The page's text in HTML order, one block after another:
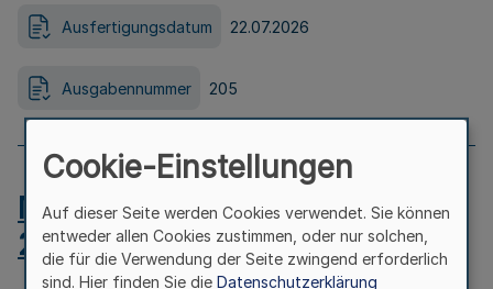
Ausfertigungsdatum 22.07.2026
Ausgabennummer 205
MB.NRW 2026 Nr. 204 vom
24.07.2026
Cookie-Einstellungen
Auf dieser Seite werden Cookies verwendet. Sie können
entweder allen Cookies zustimmen, oder nur solchen,
die für die Verwendung der Seite zwingend erforderlich
sind. Hier finden Sie die Datenschutzerklärung